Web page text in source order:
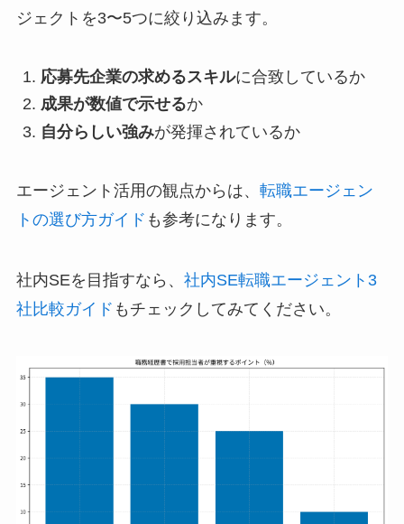
ジェクトを3〜5つに絞り込みます。
応募先企業の求めるスキルに合致しているか
成果が数値で示せるか
自分らしい強みが発揮されているか
エージェント活用の観点からは、 転職エージェン
トの選び方ガイド も参考になります。
社内SEを目指すなら、 社内SE転職エージェント3
社比較ガイド もチェックしてみてください。